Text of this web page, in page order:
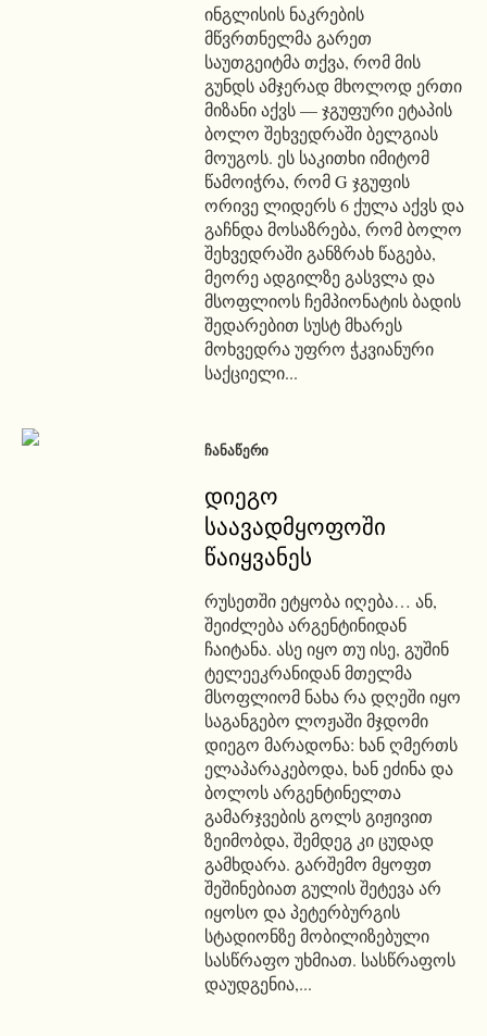
ინგლისის ნაკრების
მწვრთნელმა გარეთ
საუთგეიტმა თქვა, რომ მის
გუნდს ამჯერად მხოლოდ ერთი
მიზანი აქვს — ჯგუფური ეტაპის
ბოლო შეხვედრაში ბელგიას
მოუგოს. ეს საკითხი იმიტომ
წამოიჭრა, რომ G ჯგუფის
ორივე ლიდერს 6 ქულა აქვს და
გაჩნდა მოსაზრება, რომ ბოლო
შეხვედრაში განზრახ წაგება,
მეორე ადგილზე გასვლა და
მსოფლიოს ჩემპიონატის ბადის
შედარებით სუსტ მხარეს
მოხვედრა უფრო ჭკვიანური
საქციელი...
ᲩᲐᲜᲐᲬᲔᲠᲘ
დიეგო
საავადმყოფოში
წაიყვანეს
რუსეთში ეტყობა იღება… ან,
შეიძლება არგენტინიდან
ჩაიტანა. ასე იყო თუ ისე, გუშინ
ტელეეკრანიდან მთელმა
მსოფლიომ ნახა რა დღეში იყო
საგანგებო ლოჟაში მჯდომი
დიეგო მარადონა: ხან ღმერთს
ელაპარაკებოდა, ხან ეძინა და
ბოლოს არგენტინელთა
გამარჯვების გოლს გიჟივით
ზეიმობდა, შემდეგ კი ცუდად
გამხდარა. გარშემო მყოფთ
შეშინებიათ გულის შეტევა არ
იყოსო და პეტერბურგის
სტადიონზე მობილიზებული
სასწრაფო უხმიათ. სასწრაფოს
დაუდგენია,...